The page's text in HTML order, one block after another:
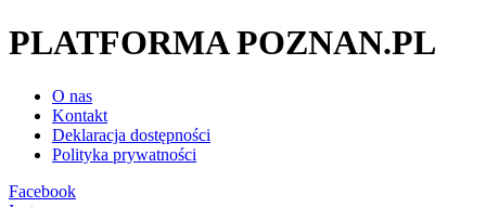
PLATFORMA POZNAN.PL
O nas
Kontakt
Deklaracja dostępności
Polityka prywatności
Facebook